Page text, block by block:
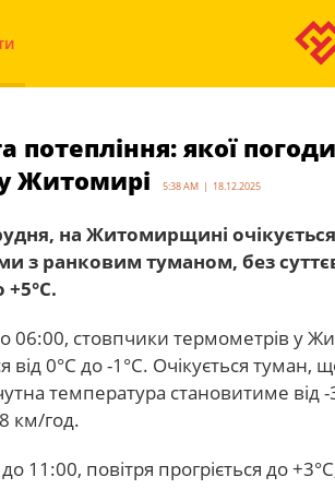
потепління: якої
Житомирі
5:38 AM | 18.12.2025
на Житомирщині
з ранковим туманом, без
+5°С.
06:00, стовпчики термометрів у
від 0°С до -1°С. Очікується
температура становитиме від
км/год.
11:00, повітря прогріється до